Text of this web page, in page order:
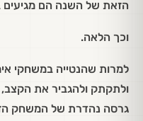
הזאת של השנה הם מגיעים
וכך הלאה.
למרות שהנטייה במשחקי
ולתקתק ולהגביר את הקצב,
גרסה נהדרת של המשחק